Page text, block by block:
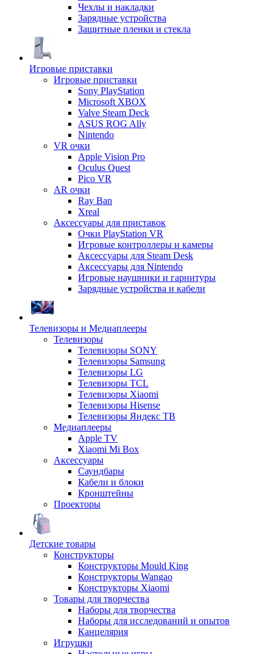
Чехлы и накладки
Зарядные устройства
Защитные пленки и стекла
Игровые приставки
Игровые приставки
Sony PlayStation
Microsoft XBOX
Valve Steam Deck
ASUS ROG Ally
Nintendo
VR очки
Apple Vision Pro
Oculus Quest
Pico VR
AR очки
Ray Ban
Xreal
Аксессуары для приставок
Очки PlayStation VR
Игровые контроллеры и камеры
Аксессуары для Steam Desk
Аксессуары для Nintendo
Игровые наушники и гарнитуры
Зарядные устройства и кабели
Телевизоры и Медиаплееры
Телевизоры
Телевизоры SONY
Телевизоры Samsung
Телевизоры LG
Телевизоры TCL
Телевизоры Xiaomi
Телевизоры Hisense
Телевизоры Яндекс ТВ
Медиаплееры
Apple TV
Xiaomi Mi Box
Аксессуары
Саундбары
Кабели и блоки
Кронштейны
Проекторы
Детские товары
Конструкторы
Конструкторы Mould King
Конструкторы Wangao
Конструкторы Xiaomi
Товары для творчества
Наборы для творчества
Наборы для исследований и опытов
Канцелярия
Игрушки